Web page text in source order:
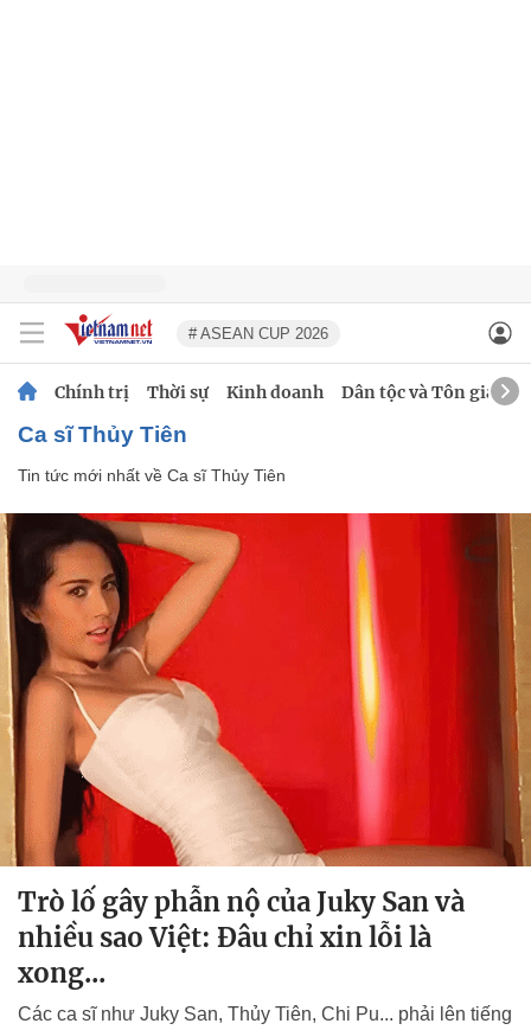
# ASEAN CUP 2026
Chính trị Thời sự Kinh doanh Dân tộc và Tôn giáo
Ca sĩ Thủy Tiên
Tin tức mới nhất về Ca sĩ Thủy Tiên
Trò lố gây phẫn nộ của Juky San và
nhiều sao Việt: Đâu chỉ xin lỗi là
xong...
Các ca sĩ như Juky San, Thủy Tiên, Chi Pu... phải lên tiếng